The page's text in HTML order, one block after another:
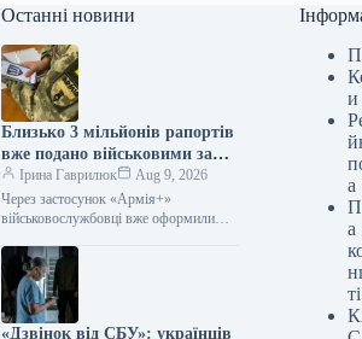
Останні новини
Близько 3 мільйонів рапортів
вже подано військовими за
допомогою мобільного
додатку «Армія+»
Ірина Гаврилюк
Aug 9, 2026
Через застосунок «Армія+»
військовослужбовці вже оформили
09.08.2026 04:07 Укрінформ За два
роки функціонування «Армія+»
дозволила військовим…
«Дзвінок від СБУ»: українців
и
а
а
ті